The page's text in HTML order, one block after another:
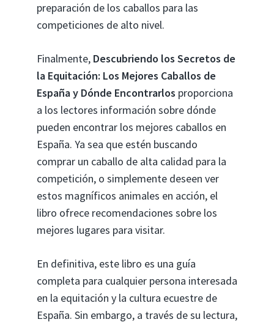
preparación de los caballos para las
competiciones de alto nivel.
Finalmente, Descubriendo los Secretos de
la Equitación: Los Mejores Caballos de
España y Dónde Encontrarlos proporciona
a los lectores información sobre dónde
pueden encontrar los mejores caballos en
España. Ya sea que estén buscando
comprar un caballo de alta calidad para la
competición, o simplemente deseen ver
estos magníficos animales en acción, el
libro ofrece recomendaciones sobre los
mejores lugares para visitar.
En definitiva, este libro es una guía
completa para cualquier persona interesada
en la equitación y la cultura ecuestre de
España. Sin embargo, a través de su lectura,